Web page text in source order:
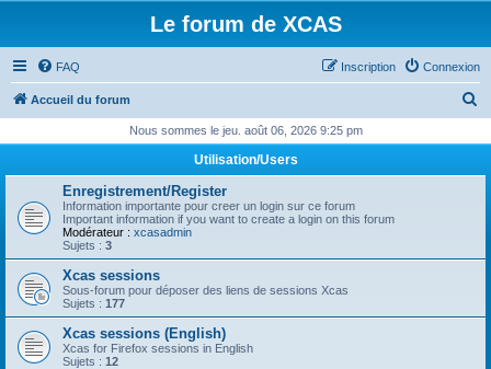
Le forum de XCAS
FAQ Connexion
Inscription
Accueil du forum
h
c
Nous sommes le jeu. août 06, 2026 9:25 pm
Utilisation/Users
Enregistrement/Register
Information importante pour creer un login sur ce forum
Important information if you want to create a login on this forum
Modérateur : xcasadmin
Sujets : 3
Xcas sessions
Sous-forum pour déposer des liens de sessions Xcas
Sujets : 177
Xcas sessions (English)
Xcas for Firefox sessions in English
Sujets : 12